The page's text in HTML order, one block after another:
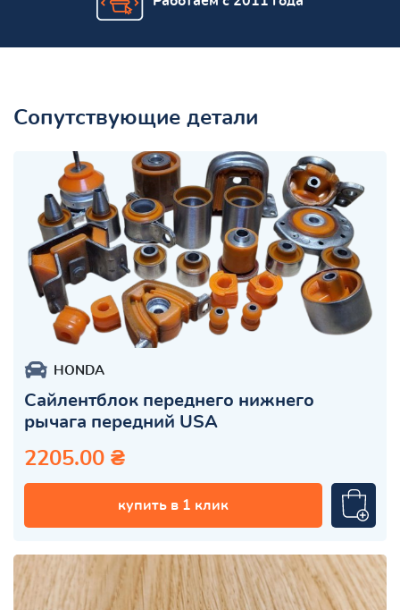
Сопутствующие детали
HONDA
Сайлентблок переднего нижнего
рычага передний USA
2205.00 ₴
купить в 1 клик